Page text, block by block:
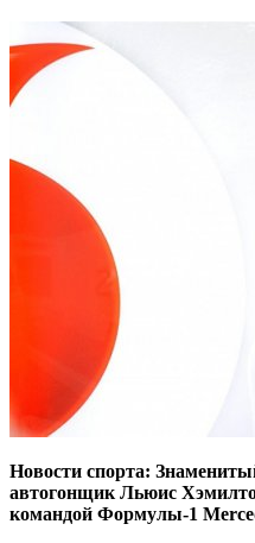
Новости спорта:
автогонщик Льюис
командой Формулы-1